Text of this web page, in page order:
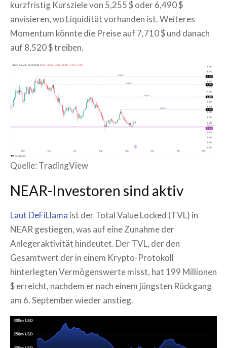
kurzfristig Kursziele von 5,255 $ oder 6,490 $
anvisieren, wo Liquidität vorhanden ist. Weiteres
Momentum könnte die Preise auf 7,710 $ und danach
auf 8,520 $ treiben.
Quelle: TradingView
NEAR-Investoren sind aktiv
Laut DeFiLlama ist der Total Value Locked (TVL) in
NEAR gestiegen, was auf eine Zunahme der
Anlegeraktivität hindeutet. Der TVL, der den
Gesamtwert der in einem Krypto-Protokoll
hinterlegten Vermögenswerte misst, hat 199 Millionen
$ erreicht, nachdem er nach einem jüngsten Rückgang
am 6. September wieder anstieg.